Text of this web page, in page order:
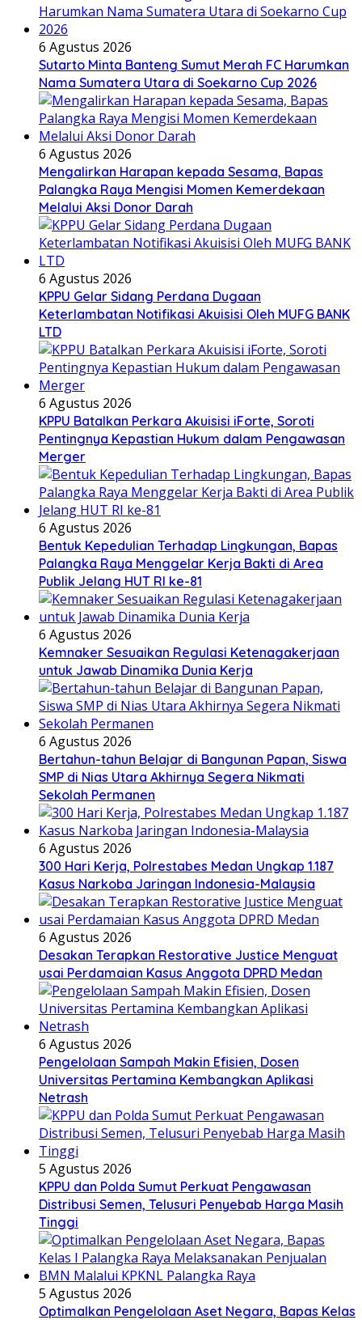
6 Agustus 2026
Sutarto Minta Banteng Sumut Merah FC Harumkan
Nama Sumatera Utara di Soekarno Cup 2026
6 Agustus 2026
Mengalirkan Harapan kepada Sesama, Bapas
Palangka Raya Mengisi Momen Kemerdekaan
Melalui Aksi Donor Darah
6 Agustus 2026
KPPU Gelar Sidang Perdana Dugaan
Keterlambatan Notifikasi Akuisisi Oleh MUFG BANK
LTD
6 Agustus 2026
KPPU Batalkan Perkara Akuisisi iForte, Soroti
Pentingnya Kepastian Hukum dalam Pengawasan
Merger
6 Agustus 2026
Bentuk Kepedulian Terhadap Lingkungan, Bapas
Palangka Raya Menggelar Kerja Bakti di Area
Publik Jelang HUT RI ke-81
6 Agustus 2026
Kemnaker Sesuaikan Regulasi Ketenagakerjaan
untuk Jawab Dinamika Dunia Kerja
6 Agustus 2026
Bertahun-tahun Belajar di Bangunan Papan, Siswa
SMP di Nias Utara Akhirnya Segera Nikmati
Sekolah Permanen
6 Agustus 2026
300 Hari Kerja, Polrestabes Medan Ungkap 1.187
Kasus Narkoba Jaringan Indonesia-Malaysia
6 Agustus 2026
Desakan Terapkan Restorative Justice Menguat
usai Perdamaian Kasus Anggota DPRD Medan
6 Agustus 2026
Pengelolaan Sampah Makin Efisien, Dosen
Universitas Pertamina Kembangkan Aplikasi
Netrash
5 Agustus 2026
KPPU dan Polda Sumut Perkuat Pengawasan
Distribusi Semen, Telusuri Penyebab Harga Masih
Tinggi
5 Agustus 2026
Optimalkan Pengelolaan Aset Negara, Bapas Kelas